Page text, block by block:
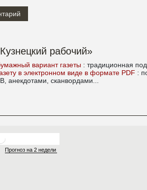
рабочий»
вариант газеты : традиционная
в электронном виде в формате PDF :
анекдотами, сканвордами...